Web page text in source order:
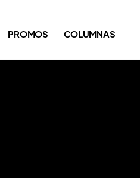
PROMOS COLUMNAS